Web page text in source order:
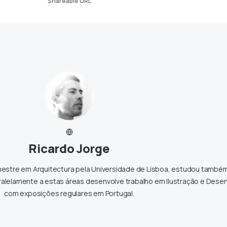
Ricardo Jorge
em Arquitectura pela Universidade de Lisboa, estudou
a estas áreas desenvolve trabalho em Ilustração e
com exposições regulares em Portugal.